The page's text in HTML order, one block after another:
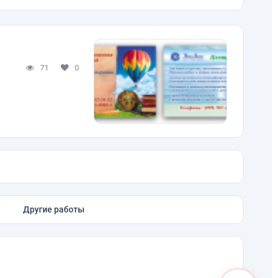
71 0
Другие работы